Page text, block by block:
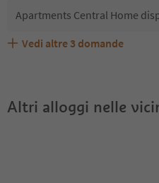
Apartments Central Home
Apartments Central Home
Quali servizi/attività sono
Gli ospiti di Apartments
Vedi altre 3 domande
Altri alloggi nelle